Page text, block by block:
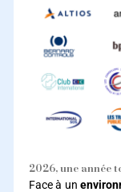
2026, une année
Face à un